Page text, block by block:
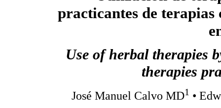
practicantes de
Use of herbal therapies
therapies
José Manuel Calvo MD1 •